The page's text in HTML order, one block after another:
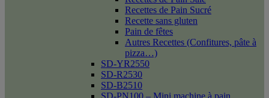
Recettes de Pain Sucré
Recette sans gluten
Pain de fêtes
Autres Recettes (Confitures, pâte à
pizza…)
SD-YR2550
SD-R2530
SD-B2510
SD-PN100 – Mini machine à pain